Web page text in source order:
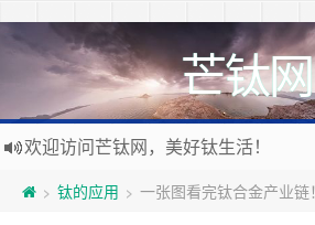
芒钛网
欢迎访问芒钛网，美好钛生活！
> 钛的应用 > 一张图看完钛合金产业链！